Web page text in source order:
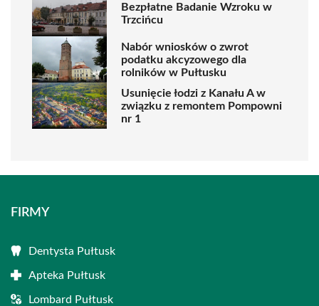
Bezpłatne Badanie Wzroku w
Trzcińcu
Nabór wniosków o zwrot
podatku akcyzowego dla
rolników w Pułtusku
Usunięcie łodzi z Kanału A w
związku z remontem Pompowni
nr 1
FIRMY
Dentysta Pułtusk
Apteka Pułtusk
Lombard Pułtusk